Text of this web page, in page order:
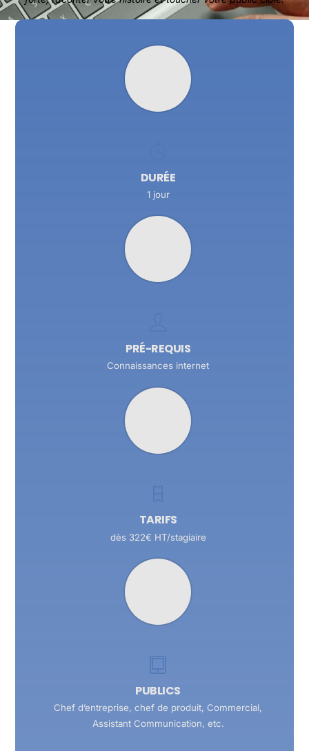
DURÉE
1 jour
PRÉ-REQUIS
Connaissances internet
TARIFS
dès 322€ HT/stagiaire
PUBLICS
Chef d’entreprise, chef de produit, Commercial,
Assistant Communication, etc.